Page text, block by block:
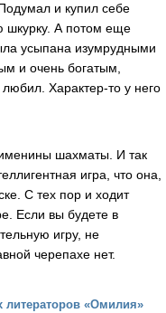
и купил себе
шкурку. А потом еще
усыпана изумрудными
и очень богатым,
любил. Характер-то у него
шахматы. И так
игра, что она,
С тех пор и ходит
Если вы будете в
игру, не
черепахе нет.
«Омилия»